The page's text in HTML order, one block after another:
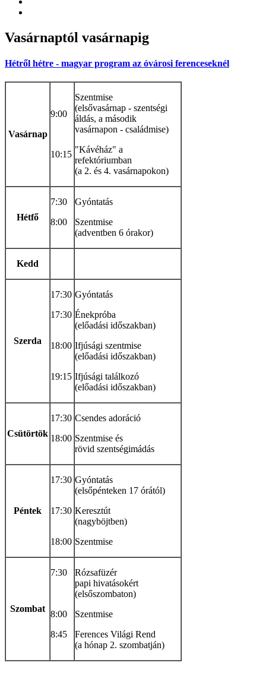
Vasárnaptól vasárnapig
Hétről hétre - magyar program az óvárosi ferenceseknél
Vasárnap
9:00
10:15
Szentmise
(elsővasárnap - szentségi
áldás, a második
vasárnapon - családmise)
"Kávéház" a
refektóriumban
(a 2. és 4. vasárnapokon)
Hétfő
7:30
8:00
Gyóntatás
Szentmise
(adventben 6 órakor)
Kedd
Szerda
17:30
17:30
18:00
19:15
Gyóntatás
Énekpróba
(előadási időszakban)
Ifjúsági szentmise
(előadási időszakban)
Ifjúsági találkozó
(előadási időszakban)
Csütörtök
17:30
18:00
Csendes adoráció
Szentmise és
rövid szentségimádás
Péntek
17:30
17:30
18:00
Gyóntatás
(elsőpénteken 17 órától)
Keresztút
(nagyböjtben)
Szentmise
Szombat
7:30
8:00
8:45
Rózsafüzér
papi hivatásokért
(elsőszombaton)
Szentmise
Ferences Világi Rend
(a hónap 2. szombatján)